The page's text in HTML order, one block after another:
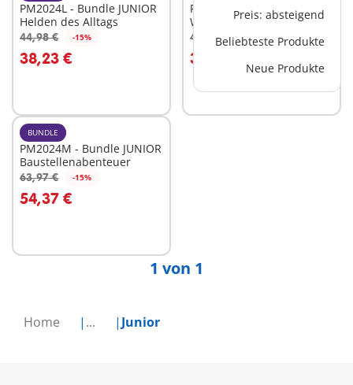
Home ... Junior
Preis: absteigend
Beliebteste Produkte
Neue Produkte
PM2024L - Bundle JUNIOR
Helden des Alltags
44,98 € -15%
38,23 €
In den Warenkorb
PM2024K - Bundle JUNIOR
Wasserspaß
46,98 € -15%
39,93 €
In den Warenkorb
BUNDLE
PM2024M - Bundle JUNIOR
Baustellenabenteuer
63,97 € -15%
54,37 €
In den Warenkorb
1 von 1